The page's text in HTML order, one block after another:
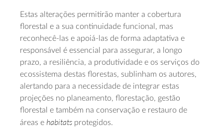
Estas alterações permitirão manter a cobertura
florestal e a sua continuidade funcional, mas
reconhecê-las e apoiá-las de forma adaptativa e
responsável é essencial para assegurar, a longo
prazo, a resiliência, a produtividade e os serviços do
ecossistema destas florestas, sublinham os autores,
alertando para a necessidade de integrar estas
projeções no planeamento, florestação, gestão
florestal e também na conservação e restauro de
áreas e habitats protegidos.